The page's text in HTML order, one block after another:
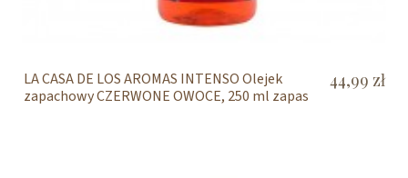
LA CASA DE LOS AROMAS INTENSO Olejek
zapachowy CZERWONE OWOCE, 250 ml zapas
44,99 zł